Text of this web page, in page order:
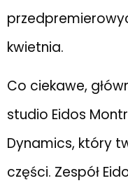
kwietnia.
Co ciekawe,
studio Eidos
Dynamics, który
części. Zespół